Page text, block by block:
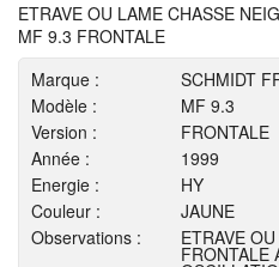
ETRAVE OU LAME CHASSE
MF 9.3 FRONTALE
Marque :
SCHMIDT
Modèle :
MF 9.3
Version :
FRONTALE
Année :
1999
Energie :
HY
Couleur :
JAUNE
Observations :
ETRAVE
FRONTALE